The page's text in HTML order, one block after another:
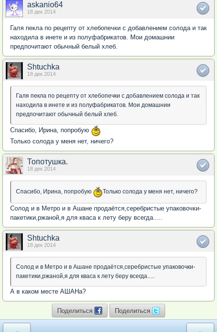
askanio64
18 дек 2014
Галя пекла по рецепту от хлебопечки с добавлением солода и так
находила в инете и из полуфабрикатов. Мои домашнии
предпочитают обычный белый хлеб.
Shtuchka
18 дек 2014
Галя пекла по рецепту от хлебопечки с добавлением солода и так
находила в инете и из полуфабрикатов. Мои домашнии
предпочитают обычный белый хлеб.
Спасибо, Ирина, попробую
Только солода у меня нет, ничего?
Топотушка.
18 дек 2014
Спасибо, Ирина, попробую Только солода у меня нет, ничего?
Солод и в Метро и в Ашане продаётся,серебристые упаковочки-
пакетики,ржаной,я для кваса к лету беру всегда.....
Shtuchka
18 дек 2014
Солод и в Метро и в Ашане продаётся,серебристые упаковочки-
пакетики,ржаной,я для кваса к лету беру всегда.....
А в каком месте АШАНа?
Поделиться Поделиться